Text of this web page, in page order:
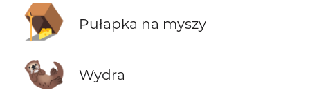
🪤 Pułapka na myszy
🦦 Wydra